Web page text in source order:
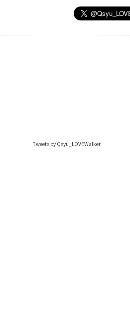
Tweets by Qsyu_LOVEWalker